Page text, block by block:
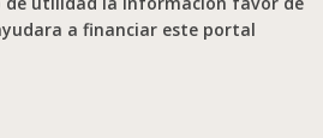
a financiar este portal